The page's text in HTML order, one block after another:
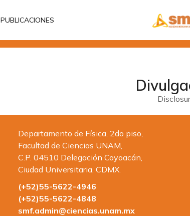
PUBLICACIONES
Departamento de Física, 2do piso,
Facultad de Ciencias UNAM,
C.P. 04510 Delegación Coyoacán,
Ciudad Universitaria, CDMX.
(+52)55-5622-4946
(+52)55-5622-4848
smf.admin@ciencias.unam.mx